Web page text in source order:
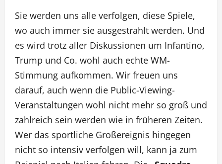
Sie werden uns alle verfolgen, diese Spiele,
wo auch immer sie ausgestrahlt werden. Und
es wird trotz aller Diskussionen um Infantino,
Trump und Co. wohl auch echte WM-
Stimmung aufkommen. Wir freuen uns
darauf, auch wenn die Public-Viewing-
Veranstaltungen wohl nicht mehr so groß und
zahlreich sein werden wie in früheren Zeiten.
Wer das sportliche Großereignis hingegen
nicht so intensiv verfolgen will, kann ja zum